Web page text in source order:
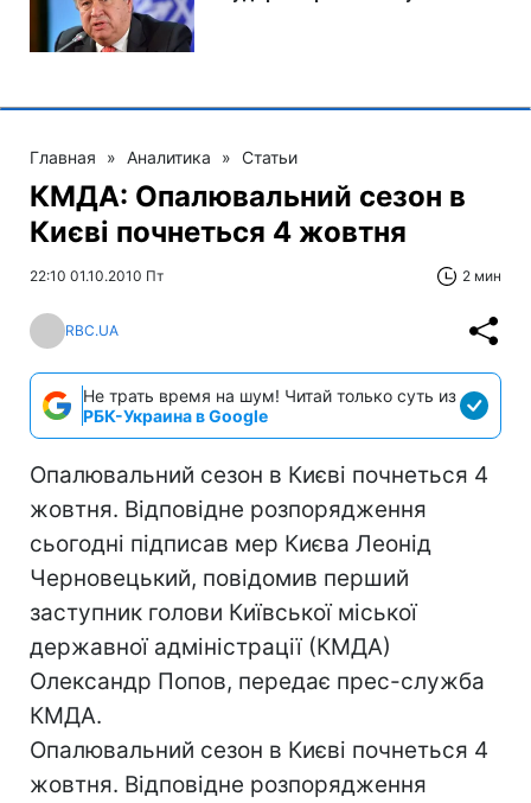
Главная » Аналитика » Статьи
КМДА: Опалювальний сезон в
Києві почнеться 4 жовтня
22:10 01.10.2010 Пт 2 мин
RBC.UA
Не трать время на шум! Читай только суть из
РБК-Украина в Google
Опалювальний сезон в Києві почнеться 4
жовтня. Відповідне розпорядження
сьогодні підписав мер Києва Леонід
Черновецький, повідомив перший
заступник голови Київської міської
державної адміністрації (КМДА)
Олександр Попов, передає прес-служба
КМДА.
Опалювальний сезон в Києві почнеться 4
жовтня. Відповідне розпорядження